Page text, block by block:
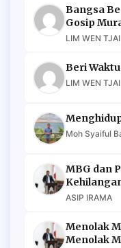
Bangsa
Gosip
LIM WEN TJAI
Beri
LIM WEN TJAI
Moh Syaiful
MBG dan
ASIP IRAMA
Menolak
Menolak